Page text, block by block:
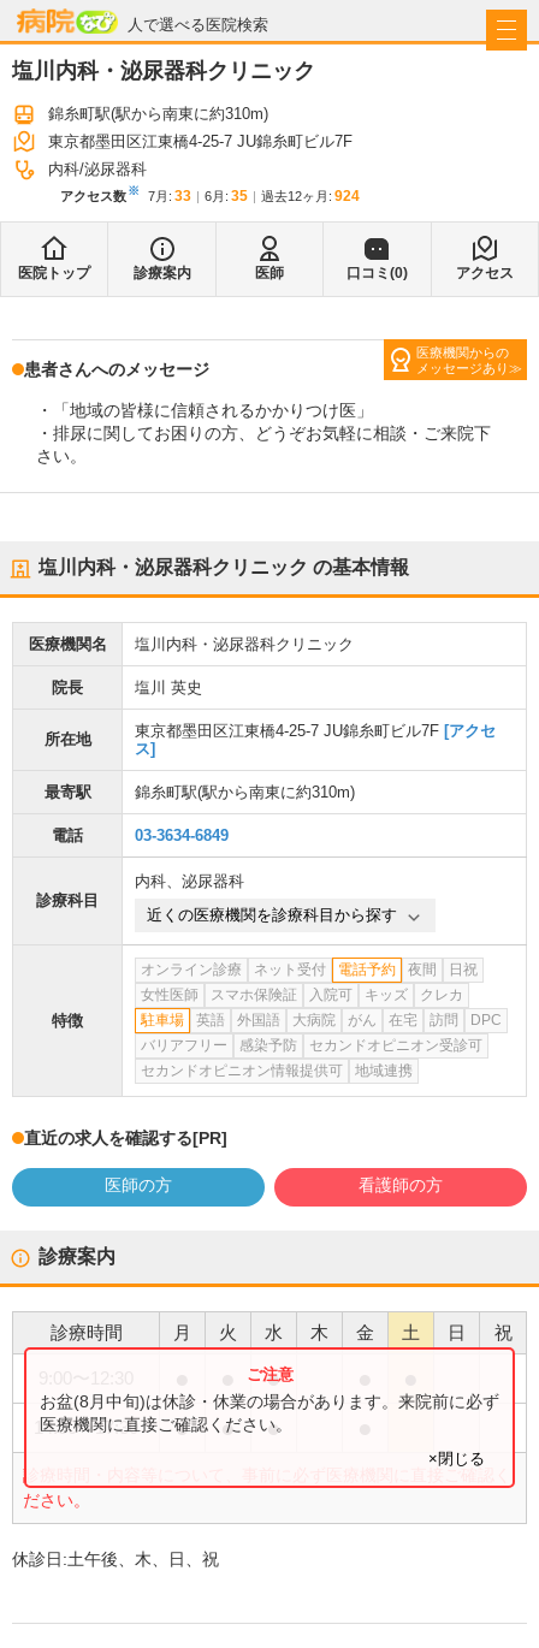
人で選べる医院検索
病院なび
塩川内科・泌尿器科クリニック
錦糸町駅(駅から南東に約310m)
東京都墨田区江東橋4-25-7 JU錦糸町ビル7F
内科 泌尿器科
アクセス数※ 7月 : 33 6月 : 35 過去12ヶ月: 924
医院トップ 診療案内 医師 口コミ(0) アクセス
医療機関からの
メッセージあり
患者さんへのメッセージ
・「地域の皆様に信頼されるかかりつけ医」
・排尿に関してお困りの方、どうぞお気軽に相談・ご来院下
さい。
塩川内科・泌尿器科クリニック の基本情報
医療機関名 塩川内科・泌尿器科クリニック
院長 塩川 英史
所在地 東京都墨田区江東橋4-25-7 JU錦糸町ビル7F [アクセ
ス]
最寄駅 錦糸町駅(駅から南東に約310m)
電話 03-3634-6849
診療科目
内科、 泌尿器科
近くの医療機関を診療科目から探す
特徴
オンライン診療 ネット受付 電話予約 夜間
日祝
女性医師
スマホ保険証 入院可 キッズ
クレカ
駐車場
英語 外国語 大病院 がん 在宅 訪問
DPC
バリアフリー
感染予防
セカンドオピニオン受診可
セカンドオピニオン情報提供可
地域連携
直近の求人を確認する[PR]
医師の方 看護師の方
診療案内
診療時間 月 火 水 木 金 土 日 祝
●
14:30〜17:30 ● ● ●
診療時間・内容等について、事前に必ず医療機関に直接ご確認く
ださい。
お盆(8月中旬)は休診・休業の場合があります。来院前に必ず
医療機関に直接ご確認ください。
×閉じる
休診日:土午後、木、日、祝